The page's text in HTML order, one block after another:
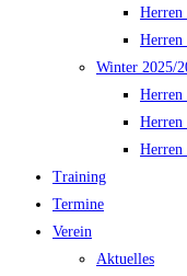
Herren
Herren
Winter 2025/
Herren
Herren
Herren
Training
Termine
Verein
Aktuelles